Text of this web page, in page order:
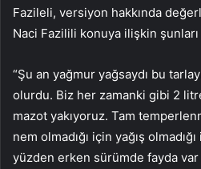
Fazileli, versiyon hakkında
Naci Fazilili konuya ilişkin
“Şu an yağmur yağsaydı bu
olurdu. Biz her zamanki gibi 2
mazot yakıyoruz. Tam
nem olmadığı için yağış
yüzden erken sürümde fayda var